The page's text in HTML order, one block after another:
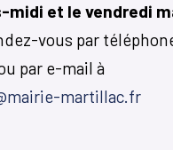
midi et le vendredi
vous par
par e-mail à
martillac.fr